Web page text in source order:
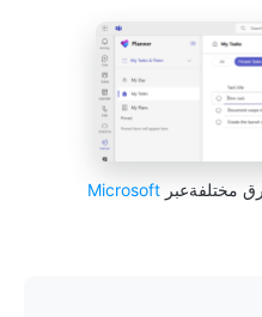
مختلفةعبر Microsoft